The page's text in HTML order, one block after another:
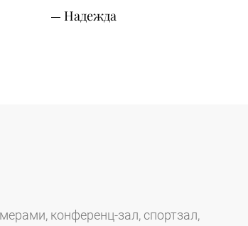
Надежда
конференц-зал, спортзал,